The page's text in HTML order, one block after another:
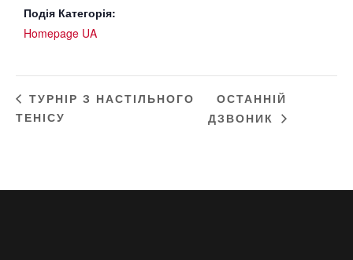
Подія Категорія:
Homepage UA
ТУРНІР З НАСТІЛЬНОГО
ТЕНІСУ
ОСТАННІЙ
ДЗВОНИК